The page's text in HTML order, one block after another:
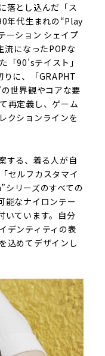
落とし込んだ「ス
年代生まれの“Play
ーション シェイプ
流になったPOPな
「90’sテイスト」
りに、「GRAPHT
世界観やコアな要
再定義し、ゲーム
クションラインを
する、着る人が自
セルフカスタマイ
リーズのすべての
能なナイロンテー
いています。自分
デンティティの表
込めてデザインし